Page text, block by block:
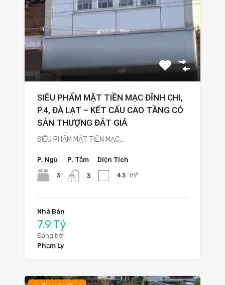
SIÊU PHẨM MẶT TIỀN MẠC ĐĨNH CHI,
P.4, ĐÀ LẠT – KẾT CẤU CAO TẦNG CÓ
SÂN THƯỢNG ĐẮT GIÁ
SIÊU PHẨM MẶT TIỀN MẠC…
P. Ngủ
3
P. Tắm
3
Diện Tích
43 m²
Nhà Bán
7.9 Tỷ
Đăng bởi
Phạm Ly